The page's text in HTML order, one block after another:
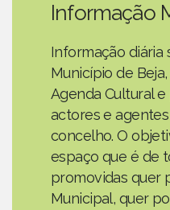
Informação
Informação diária
Município de
Agenda Cultural
actores e
concelho. O
espaço que é de
promovidas quer
Municipal, quer